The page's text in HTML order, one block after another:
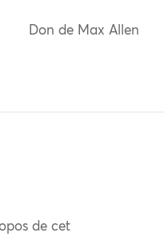
Don de Max Allen
de cet